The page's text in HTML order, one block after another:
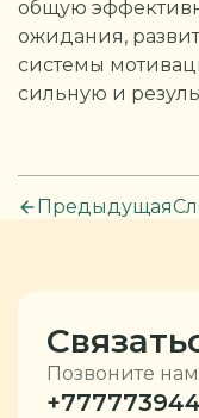
общую
ожидания,
системы
сильную и
Предыдущая
Позвоните нам